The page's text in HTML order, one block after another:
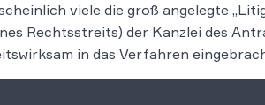
viele die groß angelegte
Rechtsstreits) der Kanzlei des
in das Verfahren